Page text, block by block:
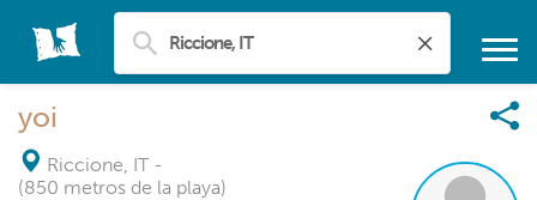
yoi
Riccione, IT -
(850 metros de la playa)